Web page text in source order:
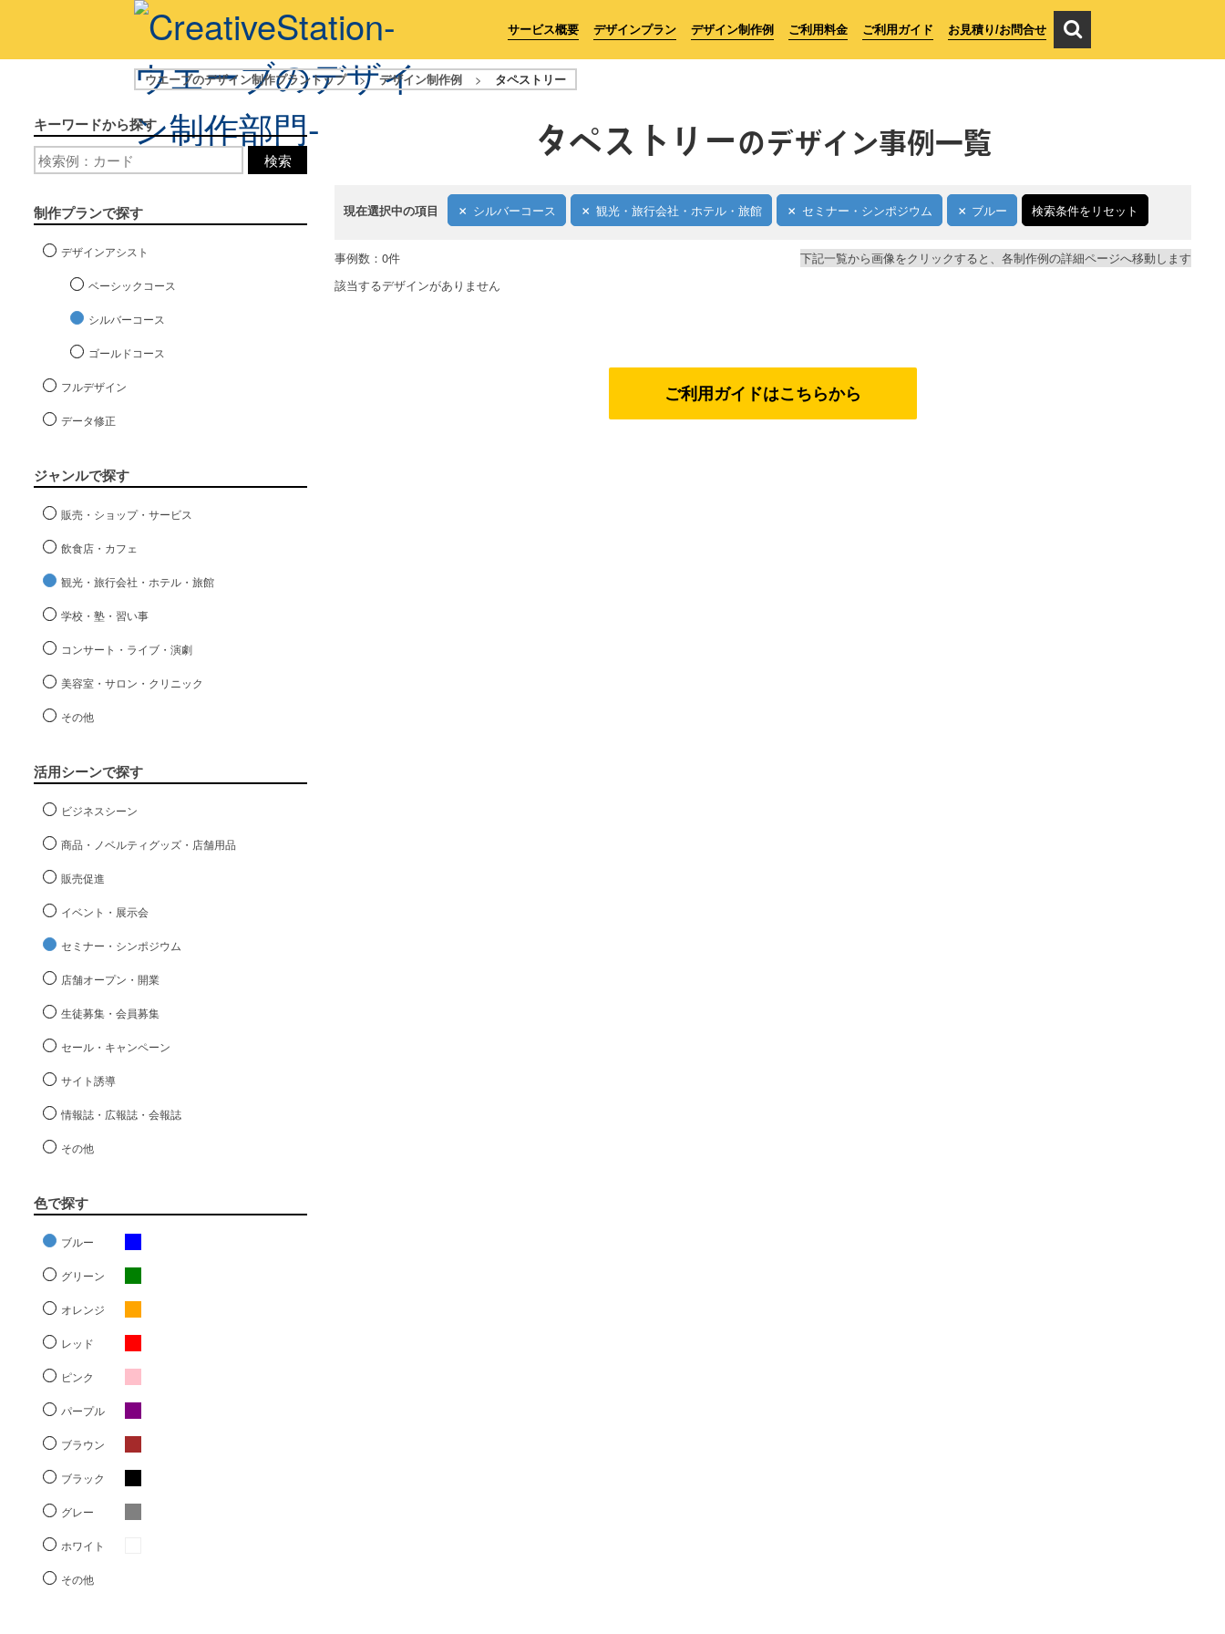
サービス概要 デザインプラン デザイン制作例 ご利用料金 ご利用ガイド お見積り/お問合せ
ウエーブのデザイン制作プラントップ > デザイン制作例 > タペストリー
タペストリーのデザイン事例一覧
現在選択中の項目 シルバーコース 観光・旅行会社・ホテル・旅館 セミナー・シンポジウム ブルー 検索条件をリセット
キーワードから探す
検索
制作プランで探す
デザインアシスト
ベーシックコース
シルバーコース
ゴールドコース
フルデザイン
データ修正
ジャンルで探す
販売・ショップ・サービス
飲食店・カフェ
観光・旅行会社・ホテル・旅館
学校・塾・習い事
コンサート・ライブ・演劇
美容室・サロン・クリニック
その他
活用シーンで探す
ビジネスシーン
商品・ノベルティグッズ・店舗用品
販売促進
イベント・展示会
セミナー・シンポジウム
店舗オープン・開業
生徒募集・会員募集
セール・キャンペーン
サイト誘導
情報誌・広報誌・会報誌
その他
色で探す
ブルー
グリーン
オレンジ
レッド
ピンク
パープル
ブラウン
ブラック
グレー
ホワイト
その他
事例数：0件
下記一覧から画像をクリックすると、各制作例の詳細ページへ移動します
該当するデザインがありません
ご利用ガイドはこちらから